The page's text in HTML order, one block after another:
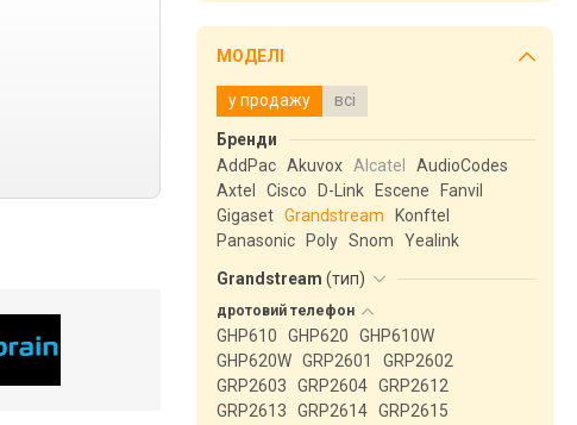
МОДЕЛІ
у продажу всі
Бренди
AddPac Akuvox Alcatel
AudioCodes
Axtel
Cisco D-Link Escene
Fanvil
Gigaset Grandstream
Konftel
Panasonic
Poly Snom
Yealink
Grandstream (тип)
дротовий телефон
GHP610 GHP620
GHP610W
GHP620W GRP2601
GRP2602
GRP2603
GRP2604 GRP2612
GRP2613
GRP2614 GRP2615